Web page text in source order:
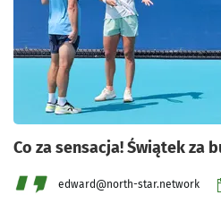
Co za sensacja! Świątek za
edward@north-star.network